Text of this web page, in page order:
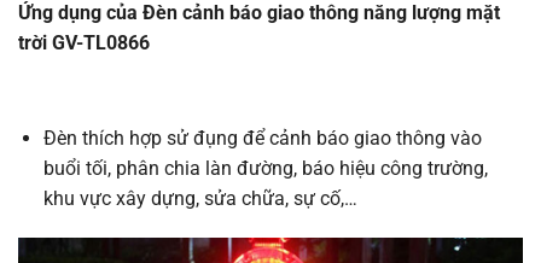
Ứng dụng của Đèn cảnh báo giao thông năng lượng mặt
trời GV-TL0866
Đèn thích hợp sử đụng để cảnh báo giao thông vào
buổi tối, phân chia làn đường, báo hiệu công trường,
khu vực xây dựng, sửa chữa, sự cố,…